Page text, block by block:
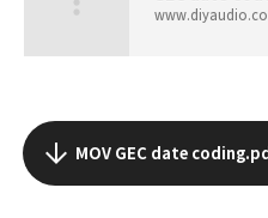
MOV GEC date